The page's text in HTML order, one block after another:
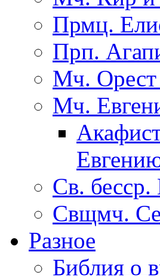
Прмц.
Прп.
Мч. Орест
Мч.
Св.
Свщмч.
Разное
Библия о